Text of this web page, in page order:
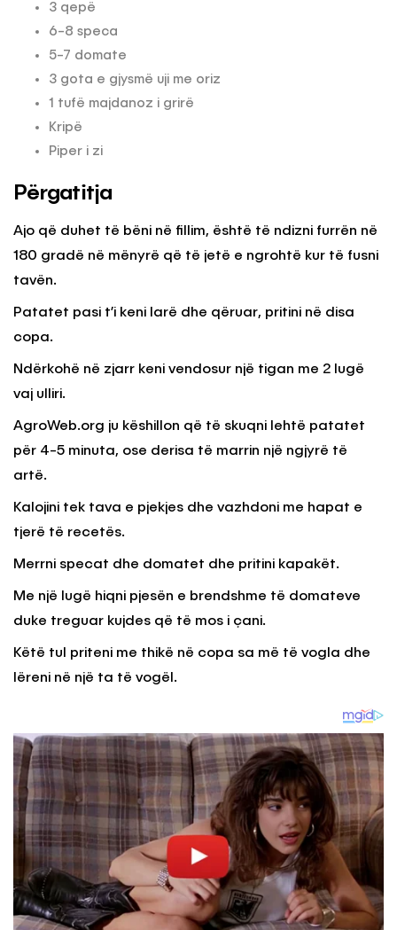
3 qepë
6-8 speca
5-7 domate
3 gota e gjysmë uji me oriz
1 tufë majdanoz i grirë
Kripë
Piper i zi
Përgatitja
Ajo që duhet të bëni në fillim, është të ndizni furrën në
180 gradë në mënyrë që të jetë e ngrohtë kur të fusni
tavën.
Patatet pasi t’i keni larë dhe qëruar, pritini në disa
copa.
Ndërkohë në zjarr keni vendosur një tigan me 2 lugë
vaj ulliri.
AgroWeb.org ju këshillon që të skuqni lehtë patatet
për 4-5 minuta, ose derisa të marrin një ngjyrë të
artë.
Kalojini tek tava e pjekjes dhe vazhdoni me hapat e
tjerë të recetës.
Merrni specat dhe domatet dhe pritini kapakët.
Me një lugë hiqni pjesën e brendshme të domateve
duke treguar kujdes që të mos i çani.
Këtë tul priteni me thikë në copa sa më të vogla dhe
lëreni në një ta të vogël.